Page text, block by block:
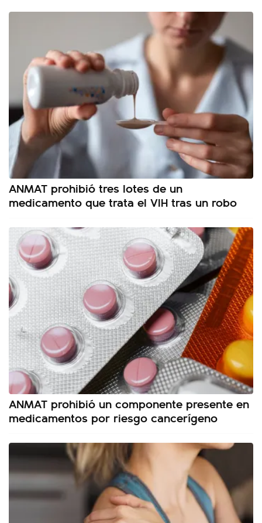
ANMAT prohibió tres lotes de un
medicamento que trata el VIH tras un robo
ANMAT prohibió un componente presente en
medicamentos por riesgo cancerígeno